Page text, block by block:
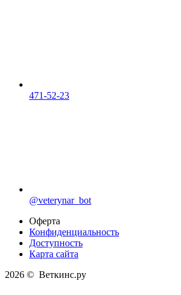
471-52-23
@veterynar_bot
Оферта
Конфиденциальность
Доступность
Карта сайта
2026 © Веткинс.ру